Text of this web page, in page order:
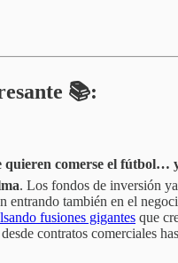
📚:
quieren comerse el fútbol…
. Los fondos de inversión
entrando también en el
fusiones gigantes que
contratos comerciales